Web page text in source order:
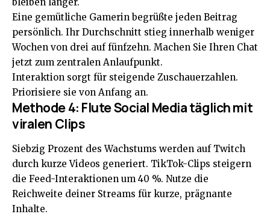
bleiben länger.
Eine gemütliche Gamerin begrüßte jeden Beitrag
persönlich. Ihr Durchschnitt stieg innerhalb weniger
Wochen von drei auf fünfzehn. Machen Sie Ihren Chat
jetzt zum zentralen Anlaufpunkt.
Interaktion sorgt für steigende Zuschauerzahlen.
Priorisiere sie von Anfang an.
Methode 4: Flute Social Media täglich mit
viralen Clips
Siebzig Prozent des Wachstums werden auf Twitch
durch kurze Videos generiert. TikTok-Clips steigern
die Feed-Interaktionen um 40 %. Nutze die
Reichweite deiner Streams für kurze, prägnante
Inhalte.